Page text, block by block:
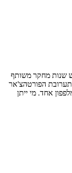
שנות מחקר משותף
הפורטהצ'אר
אחד. מי ייתן